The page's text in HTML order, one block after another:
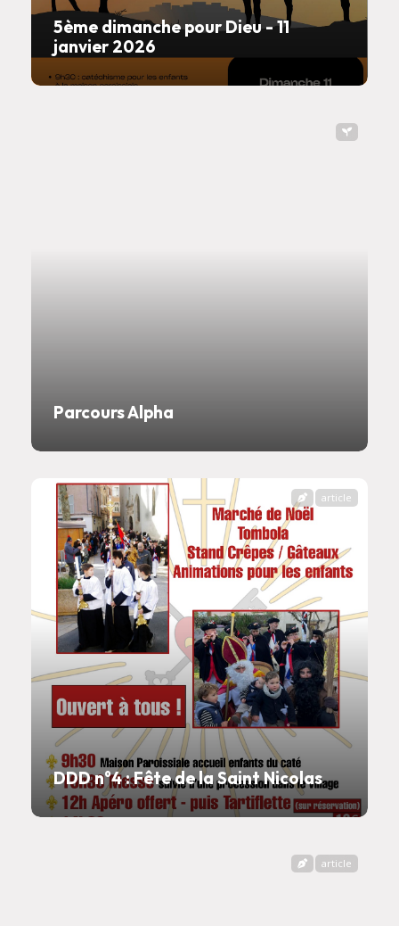
5ème dimanche pour Dieu - 11
janvier 2026
Parcours Alpha
DDD n°4 : Fête de la Saint Nicolas
article
article